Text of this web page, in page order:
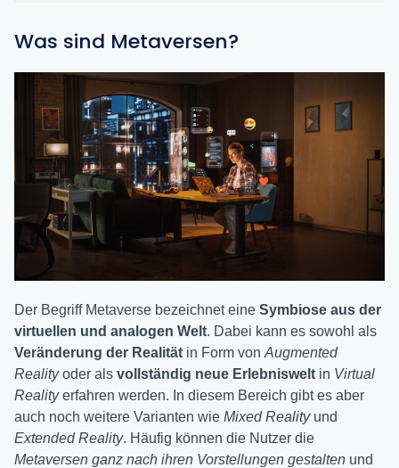
Was sind Metaversen?
Der Begriff Metaverse bezeichnet eine Symbiose aus der
virtuellen und analogen Welt. Dabei kann es sowohl als
Veränderung der Realität in Form von Augmented
Realityoder als vollständig neue Erlebniswelt in Virtual
Realityerfahren werden. In diesem Bereich gibt es aber
auch noch weitere Varianten wie Mixed Realityund
Extended Reality. Häufig können die Nutzer die
Metaversen ganz nach ihren Vorstellungen gestalten und